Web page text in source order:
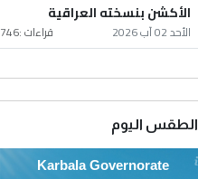
الأكشن بنسخته العراقية
الأحد 02 آب 2026 قراءات :746
الطقس اليوم
Karbala Governorate